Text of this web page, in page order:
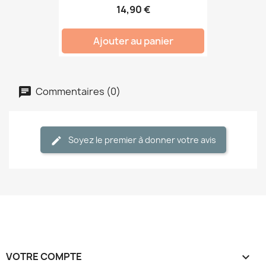
14,90 €
Ajouter au panier
Commentaires (0)
Soyez le premier à donner votre avis
VOTRE COMPTE 